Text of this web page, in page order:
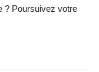
? Poursuivez votre